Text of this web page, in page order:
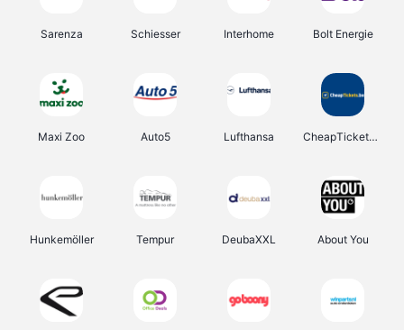
Sarenza Schiesser Interhome Bolt Energie
Maxi Zoo Auto5 Lufthansa CheapTickets.be
Hunkemöller Tempur DeubaXXL About You